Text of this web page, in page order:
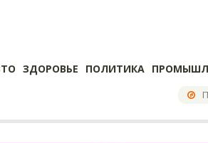
ЗДОРОВЬЕ ПОЛИТИКА